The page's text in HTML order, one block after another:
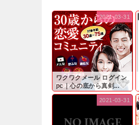
ワクワクメール ログイン
pc｜心の底から真剣...
2021-03-31
2021-03-31